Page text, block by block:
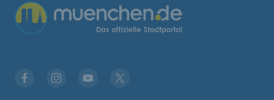
Übergreifende Links